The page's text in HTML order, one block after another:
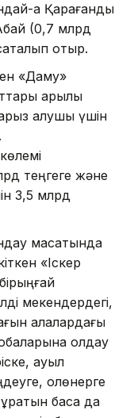
ақ Қарағанды
(0,7 млрд
отыр.
«Даму»
арқылы
алушы үшін
теңгеге және
3,5 млрд
мақсатында
«Іскер
мекендердегі,
қалалардағы
қолдау
ауыл
қолөнерге
басқа да